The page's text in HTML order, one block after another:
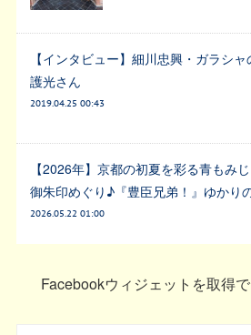
【インタビュー】細川忠興・ガラシ
護光さん
2019.04.25 00:43
【2026年】京都の初夏を彩る青もみ
御朱印めぐり♪『豊臣兄弟！』ゆかり
2026.05.22 01:00
Facebookウィジェットを取得で